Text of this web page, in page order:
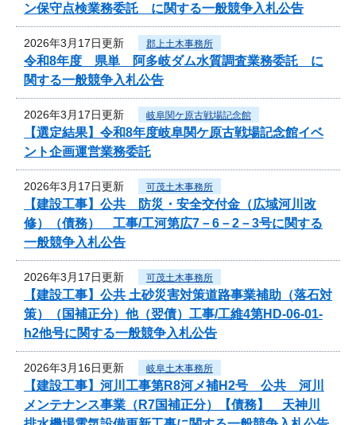
ン保守点検業務委託 に関する一般競争入札公告
2026年3月17日更新 郡上土木事務所
令和8年度 県単 阿多岐ダム水質調査業務委託 に
関する一般競争入札公告
2026年3月17日更新 岐阜関ケ原古戦場記念館
【選定結果】令和8年度岐阜関ケ原古戦場記念館イベ
ント企画運営業務委託
2026年3月17日更新 可茂土木事務所
【建設工事】公共 防災・安全交付金（広域河川改
修）（債務） 工事/工河第広7－6－2－3号に関する
一般競争入札公告
2026年3月17日更新 可茂土木事務所
【建設工事】公共 土砂災害対策道路事業補助（落石対
策）（国補正分）他（翌債）工事/工維4第HD-06-01-
h2他号に関する一般競争入札公告
2026年3月16日更新 岐阜土木事務所
【建設工事】河川工事第R8河メ補H2号 公共 河川
メンテナンス事業（R7国補正分）【債務】 天神川